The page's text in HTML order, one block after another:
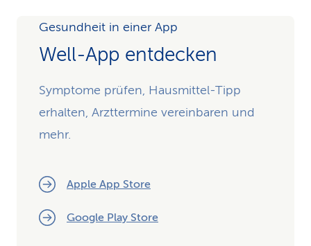
Gesundheit in einer App
Well-App entdecken
Symptome prüfen, Hausmittel-Tipp
erhalten, Arzttermine vereinbaren und
mehr.
Apple App Store
Google Play Store